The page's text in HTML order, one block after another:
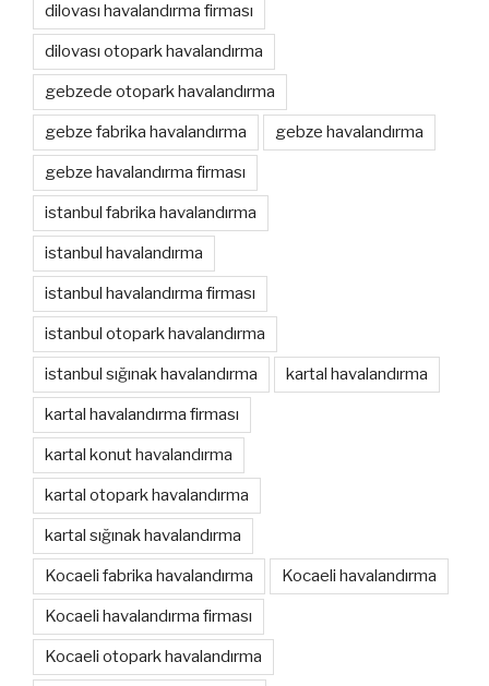
dilovası havalandırma firması
dilovası otopark havalandırma
gebzede otopark havalandırma
gebze fabrika havalandırma gebze havalandırma
gebze havalandırma firması
istanbul fabrika havalandırma
istanbul havalandırma
istanbul havalandırma firması
istanbul otopark havalandırma
istanbul sığınak havalandırma kartal havalandırma
kartal havalandırma firması
kartal konut havalandırma
kartal otopark havalandırma
kartal sığınak havalandırma
Kocaeli fabrika havalandırma Kocaeli havalandırma
Kocaeli havalandırma firması
Kocaeli otopark havalandırma